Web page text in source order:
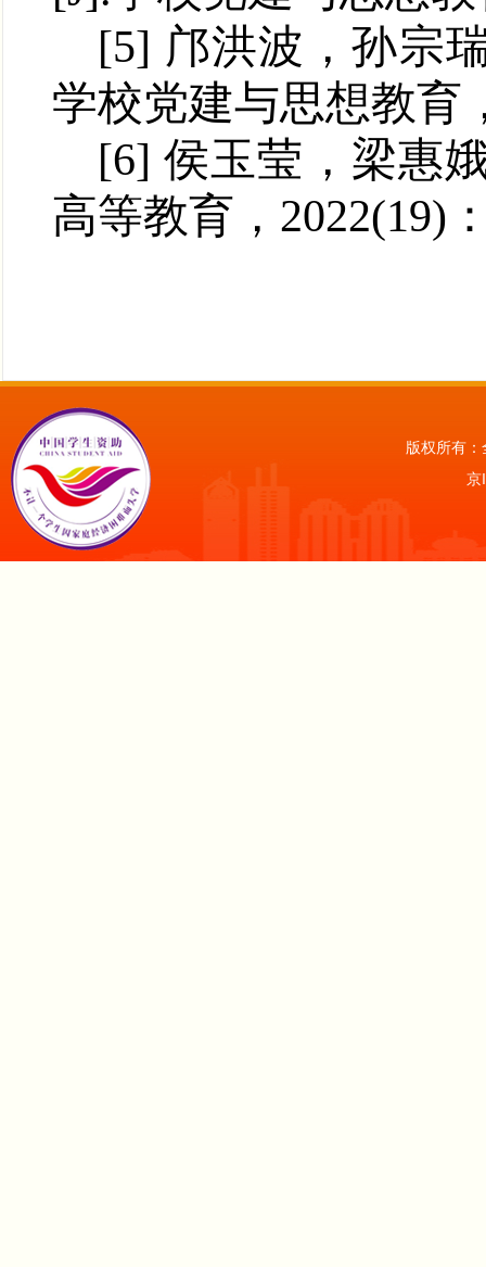
[5] 邝洪波 ，孙宗
学校党建与思想教育
[6]侯玉莹 ， 梁惠
高等教育 ， 2022(19)
版权所有
京